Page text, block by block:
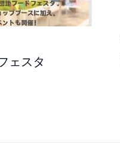
ェスタ